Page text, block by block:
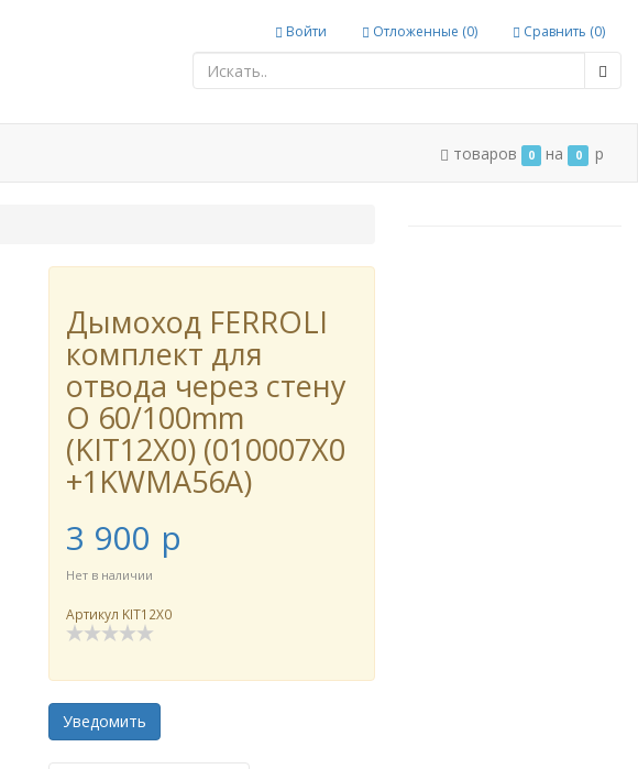
Войти Отложенные (0) Сравнить (0)
товаров 0 на 0 p
Дымоход FERROLI
комплект для
отвода через стену
О 60/100mm
(KIT12X0) (010007X0
+1KWMA56A)
3 900 p
Нет в наличии
Артикул KIT12X0
Уведомить